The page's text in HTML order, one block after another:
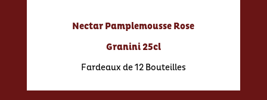
Nectar Pamplemousse Rose
Granini 25cl
Fardeaux de 12 Bouteilles